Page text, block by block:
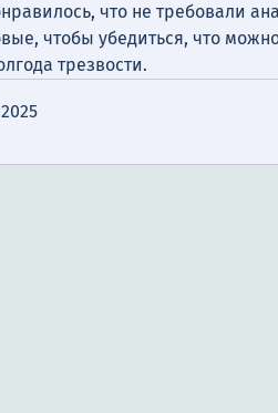
что не требовали
чтобы убедиться, что
трезвости.